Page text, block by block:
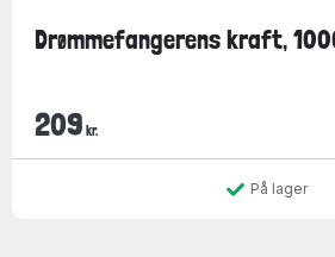
Drømmefangerens kraft,
209 kr.
På lager